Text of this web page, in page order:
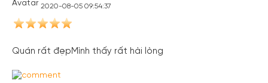
2020-08-05 09:54:37
Quán rất đẹpMình thấy rất hài lòng